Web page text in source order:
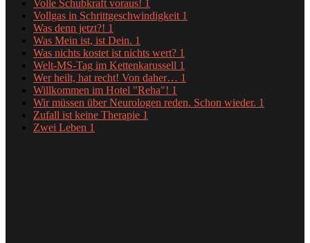
Volle Schubkraft voraus! 1
Vollgas in Schrittgeschwindigkeit 1
Was denn jetzt?! 1
Was Mein ist, ist Dein. 1
Was nichts kostet ist nichts wert? 1
Welt-MS-Tag im Kettenkarussell 1
Wer heilt, hat recht! Von daher… 1
Willkommen im Hotel "Reha"! 1
Wir müssen über Neurologen reden. Schon wieder. 1
Zufall ist keine Therapie 1
Zwei Leben 1